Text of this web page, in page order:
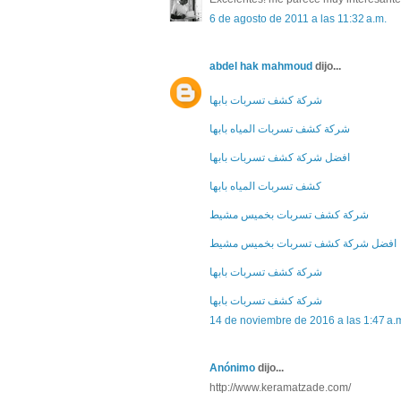
6 de agosto de 2011 a las 11:32 a.m.
abdel hak mahmoud dijo...
شركة كشف تسربات بابها
شركة كشف تسربات المياه بابها
افضل شركة كشف تسربات بابها
كشف تسربات المياه بابها
شركة كشف تسربات بخميس مشيط
افضل شركة كشف تسربات بخميس مشيط
شركة كشف تسربات بابها
شركة كشف تسربات بابها
14 de noviembre de 2016 a las 1:47
Anónimo dijo...
http://www.keramatzade.com/